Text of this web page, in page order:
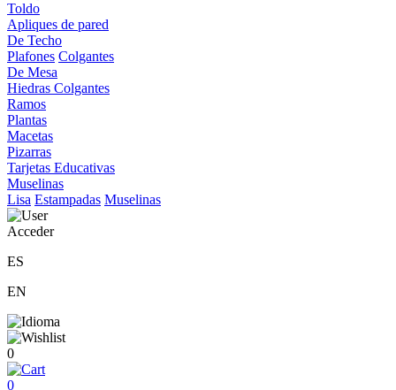
Toldo
Apliques de pared
De Techo
Plafones Colgantes
De Mesa
Hiedras Colgantes
Ramos
Plantas
Macetas
Pizarras
Tarjetas Educativas
Muselinas
Lisa Estampadas Muselinas
Acceder
ES
EN
0
0